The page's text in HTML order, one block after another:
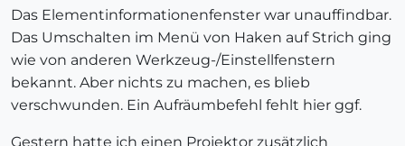
Das Elementinformationenfenster war unauffindbar.
Das Umschalten im Menü von Haken auf Strich ging
wie von anderen Werkzeug-/Einstellfenstern
bekannt. Aber nichts zu machen, es blieb
verschwunden. Ein Aufräumbefehl fehlt hier ggf.
Gestern hatte ich einen Projektor zusätzlich